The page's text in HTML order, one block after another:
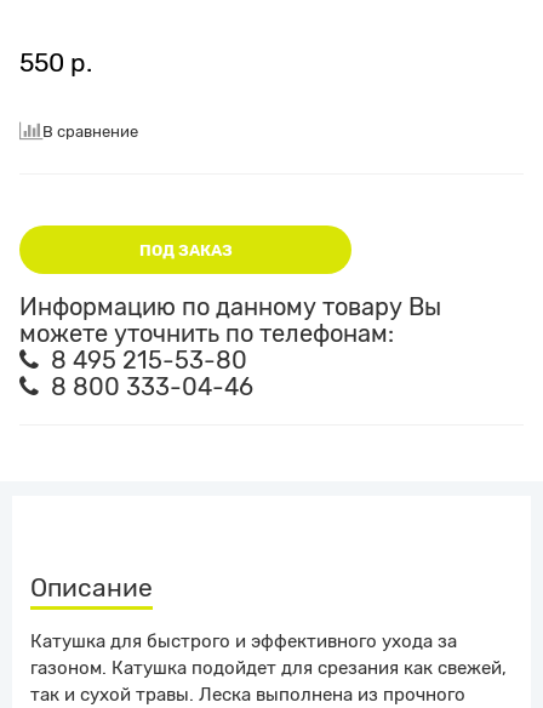
550 р.
В сравнение
ПОД ЗАКАЗ
Информацию по данному товару Вы
можете уточнить по телефонам:
8 495 215-53-80
8 800 333-04-46
Описание
Катушка для быстрого и эффективного ухода за
газоном. Катушка подойдет для срезания как свежей,
так и сухой травы. Леска выполнена из прочного